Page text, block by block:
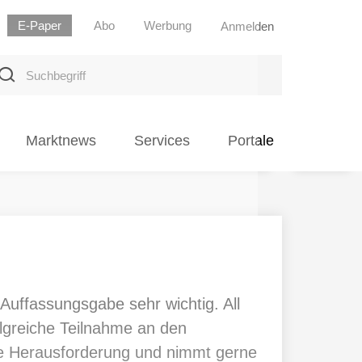
E-Paper Abo Werbung Anmelden
Marktnews Services Portale
sehr wichtig. All
Teilnahme an den
Herausforderung und nimmt gerne